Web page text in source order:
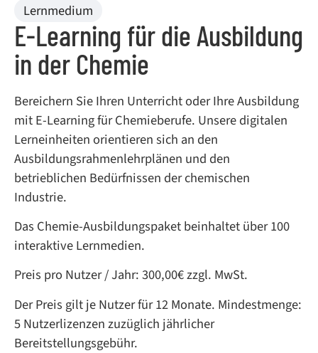
Lernmedium
E-Learning für die Ausbildung
in der Chemie
Bereichern Sie Ihren Unterricht oder Ihre Ausbildung
mit E-Learning für Chemieberufe. Unsere digitalen
Lerneinheiten orientieren sich an den
Ausbildungsrahmenlehrplänen und den
betrieblichen Bedürfnissen der chemischen
Industrie.
Das Chemie-Ausbildungspaket beinhaltet über 100
interaktive Lernmedien.
Preis pro Nutzer / Jahr: 300,00€ zzgl. MwSt.
Der Preis gilt je Nutzer für 12 Monate. Mindestmenge:
5 Nutzerlizenzen zuzüglich jährlicher
Bereitstellungsgebühr.